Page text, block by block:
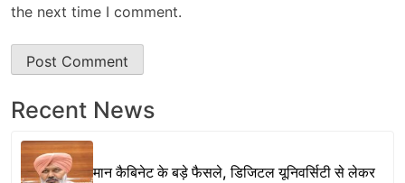
the next time I comment.
Recent News
मान कैबिनेट के बड़े फैसले, डिजिटल यूनिवर्सिटी से लेकर